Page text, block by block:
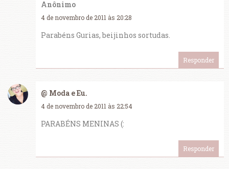
Anônimo
4 de novembro de 2011 às 20:28
Parabéns Gurias, beijinhos sortudas.
Responder
@ Moda e Eu.
4 de novembro de 2011 às 22:54
PARABÉNS MENINAS (:
Responder